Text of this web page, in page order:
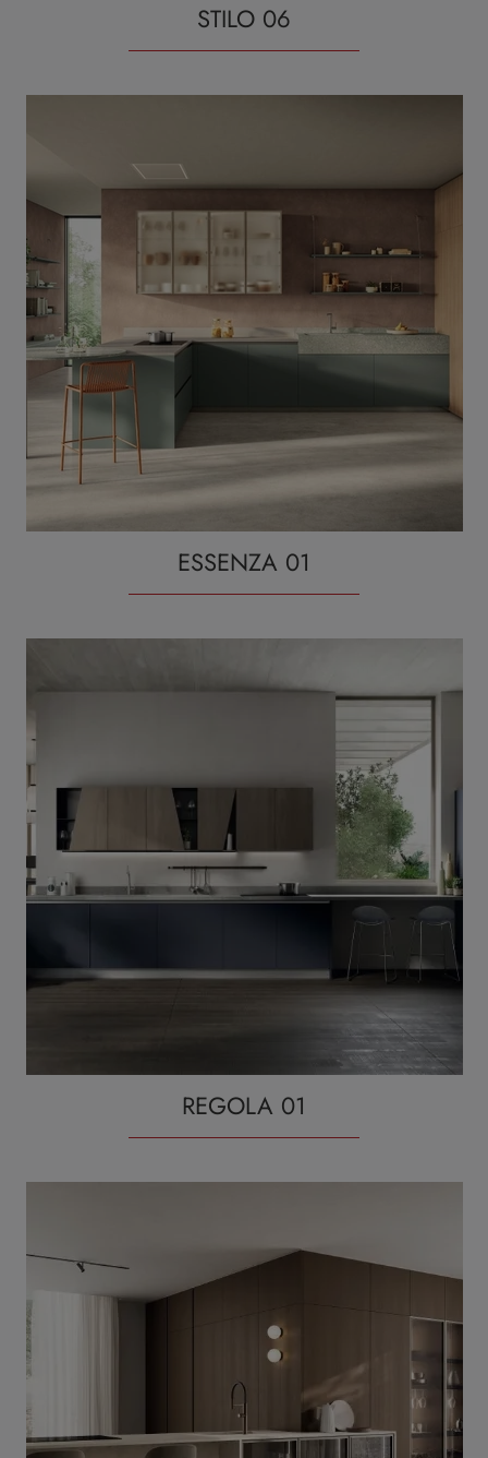
STILO 06
ESSENZA 01
REGOLA 01